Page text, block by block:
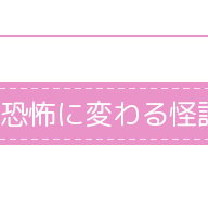
怖に変わる怪